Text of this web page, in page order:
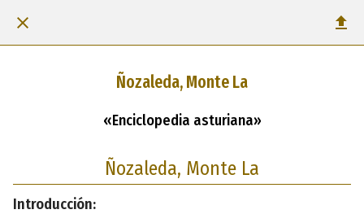
Ñozaleda, Monte La
«Enciclopedia asturiana»
Ñozaleda, Monte La
Introducción: